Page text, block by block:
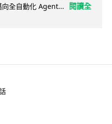
全自動化 Agent...
閱讀全